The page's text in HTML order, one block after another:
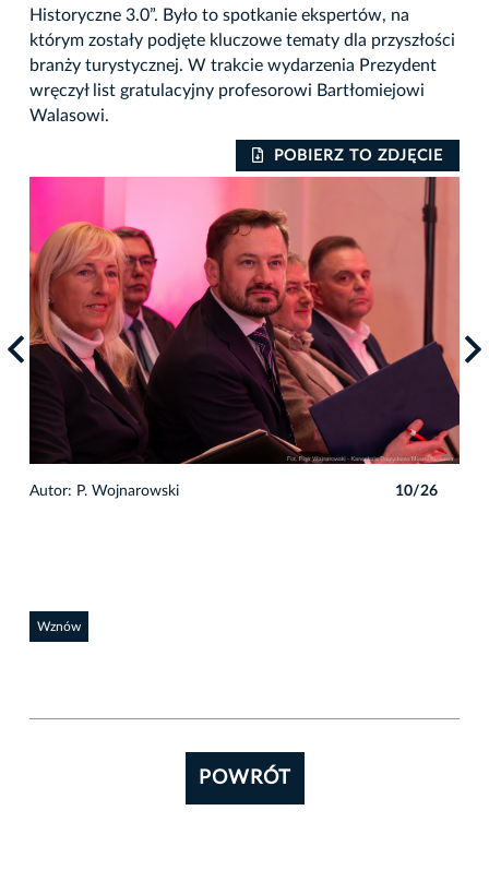
Historyczne 3.0”. Było to spotkanie ekspertów, na
którym zostały podjęte kluczowe tematy dla przyszłości
branży turystycznej. W trakcie wydarzenia Prezydent
wręczył list gratulacyjny profesorowi Bartłomiejowi
Walasowi.
POBIERZ TO ZDJĘCIE
Autor: P. Wojnarowski 10/26
Wznów
POWRÓT